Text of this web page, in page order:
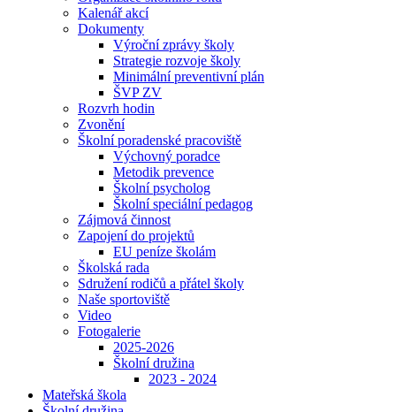
Kalenář akcí
Dokumenty
Výroční zprávy školy
Strategie rozvoje školy
Minimální preventivní plán
ŠVP ZV
Rozvrh hodin
Zvonění
Školní poradenské pracoviště
Výchovný poradce
Metodik prevence
Školní psycholog
Školní speciální pedagog
Zájmová činnost
Zapojení do projektů
EU peníze školám
Školská rada
Sdružení rodičů a přátel školy
Naše sportoviště
Video
Fotogalerie
2025-2026
Školní družina
2023 - 2024
Mateřská škola